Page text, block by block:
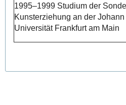
1995–1999 Studium der
Kunsterziehung an der
Universität Frankfurt am Main